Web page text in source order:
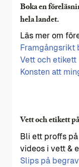
Boka en
hela landet.
Läs mer om
Framgångsrikt
Vett och etikett
Konsten att
Vett och etikett
Bli ett proffs
videos i vett &
Slips på